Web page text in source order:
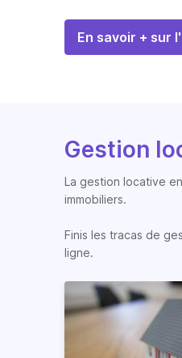
En savoir + sur
Gestion
La gestion locative
immobiliers.
Finis les tracas de
ligne.